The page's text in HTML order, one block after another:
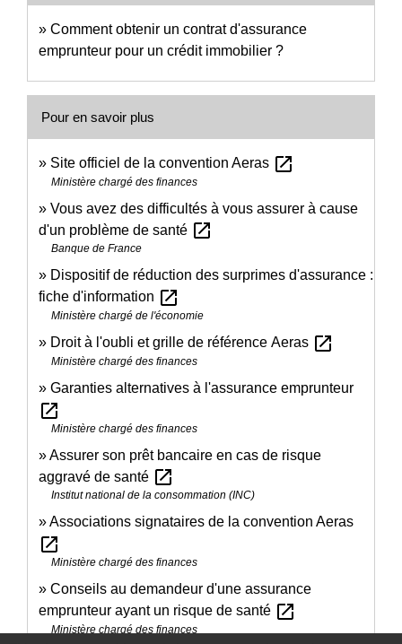
Comment obtenir un contrat d'assurance
emprunteur pour un crédit immobilier ?
Pour en savoir plus
Site officiel de la convention Aeras open_in_new
Ministère chargé des finances
Vous avez des difficultés à vous assurer à cause
d'un problème de santé open_in_new
Banque de France
Dispositif de réduction des surprimes d'assurance :
fiche d'information open_in_new
Ministère chargé de l'économie
Droit à l'oubli et grille de référence Aeras open_in_new
Ministère chargé des finances
Garanties alternatives à l'assurance emprunteur
open_in_new
Ministère chargé des finances
Assurer son prêt bancaire en cas de risque
aggravé de santé open_in_new
Institut national de la consommation (INC)
Associations signataires de la convention Aeras
open_in_new
Ministère chargé des finances
Conseils au demandeur d'une assurance
emprunteur ayant un risque de santé open_in_new
Ministère chargé des finances